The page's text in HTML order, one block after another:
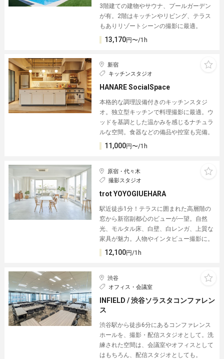
3階建ての建物やサウナ、プールガーデン
が有。2階はキッチンやリビング、テラス
もありリゾートシーンの撮影に最適。
13,170円〜/1h
新宿
キッチンスタジオ
HANARE SocialSpace
本格的な調理設備付きのキッチンスタジ
オ。独立型キッチンで料理撮影に最適。ウ
ッドを基調とした温かみを感じるナチュラ
ルな空間。食器などの備品や控室も完備。
11,000円〜/1h
原宿・代々木
撮影スタジオ
trot YOYOGIUEHARA
駅近徒歩1分！テラスに囲まれた高層階の
窓から新宿副都心のビューが一望。自然
光、モルタル床、白壁、白レンガ、上質な
家具が魅力。人物やインタビュー撮影に。
12,100円/1h
渋谷
オフィス・会議室
INFIELD / 渋谷ソラスタコンファレン
ス
渋谷駅から徒歩6分にあるコンファレンス
ホールを、撮影・配信スタジオとして。洗
練された空間は、会議室やオフィスとして
はもちろん、配信スタジオとしても。